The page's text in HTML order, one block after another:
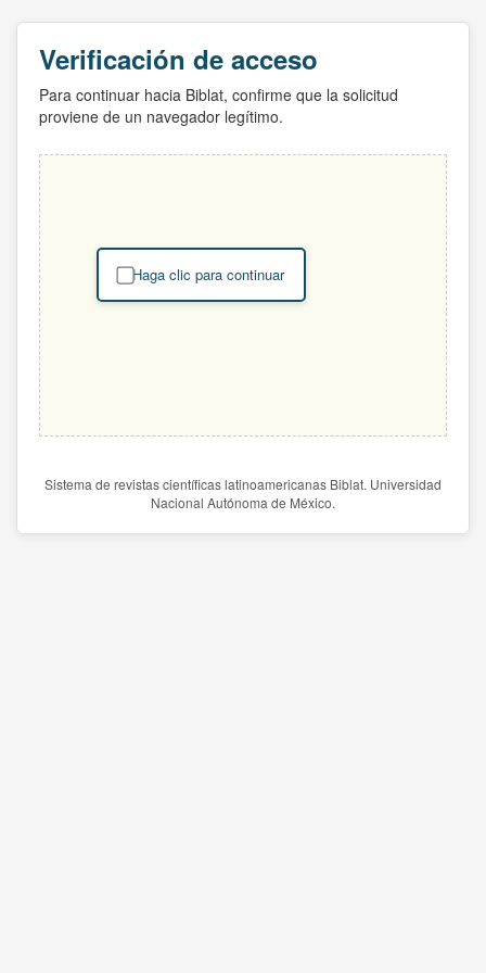
Verificación de acceso
Para continuar hacia Biblat, confirme que la solicitud
proviene de un navegador legítimo.
Haga clic para continuar
Sistema de revistas científicas latinoamericanas Biblat. Universidad
Nacional Autónoma de México.